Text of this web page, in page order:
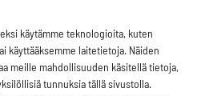
käytämme teknologioita, kuten
käyttääksemme laitetietoja. Näiden
meille mahdollisuuden käsitellä tietoja,
tunnuksia tällä sivustolla.
sijaitsee
ja
on